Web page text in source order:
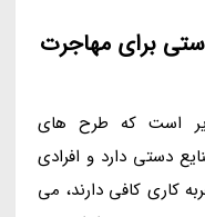
برای مهاجرت
است که طرح های
دستی دارد و افرادی
کاری کافی دارند، می